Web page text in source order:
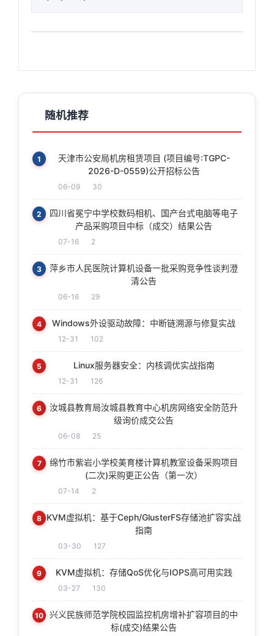
随机推荐
1
天津市公安局机房租赁项目 (项目编号:TGPC-
2026-D-0559)公开招标公告
06-09 30
2
四川省冕宁中学校数码相机、国产台式电脑等电子
产品采购项目中标（成交）结果公告
07-16 2
3
萍乡市人民医院计算机设备一批采购竞争性谈判澄
清公告
06-16 29
4 Windows外设驱动故障：中断链溯源与修复实战
12-31 102
5 Linux服务器安全：内核调优实战指南
12-31 126
6
汝城县教育局汝城县教育中心机房网络安全防范升
级询价成交公告
06-08 25
7
绵竹市紫岩小学校美育楼计算机教室设备采购项目
(二次)采购更正公告（第一次）
07-14 2
8 KVM虚拟机：基于Ceph/GlusterFS存储池扩容实战
指南
03-30 127
9 KVM虚拟机：存储QoS优化与IOPS高可用实践
03-27 130
10
兴义民族师范学院校园监控机房增补扩容项目的中
标(成交)结果公告